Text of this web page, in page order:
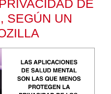
DE
SEGÚN UN